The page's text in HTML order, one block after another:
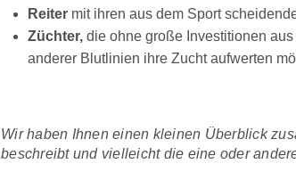
Reiter mit ihren aus dem Sport
Züchter, die ohne große Investitionen
anderer Blutlinien ihre Zucht aufwerten
Wir haben Ihnen einen kleinen Überblick
beschreibt und vielleicht die eine oder